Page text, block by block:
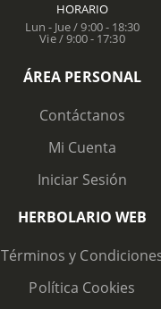
HORARIO
Lun - Jue / 9:00 - 18:30
Vie / 9:00 - 17:30
ÁREA PERSONAL
Contáctanos
Mi Cuenta
Iniciar Sesión
HERBOLARIO WEB
Términos y
Política Cookies